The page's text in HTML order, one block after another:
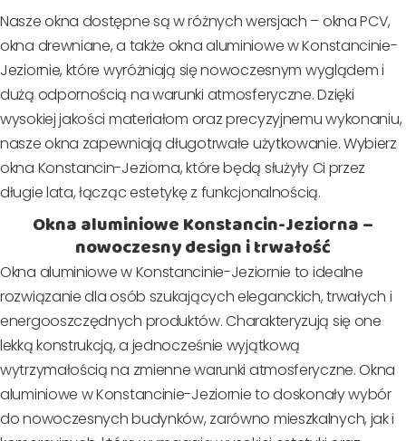
Nasze okna dostępne są w różnych wersjach – okna PCV,
okna drewniane, a także okna aluminiowe w Konstancinie-
Jeziornie, które wyróżniają się nowoczesnym wyglądem i
dużą odpornością na warunki atmosferyczne. Dzięki
wysokiej jakości materiałom oraz precyzyjnemu wykonaniu,
nasze okna zapewniają długotrwałe użytkowanie. Wybierz
okna Konstancin-Jeziorna, które będą służyły Ci przez
długie lata, łącząc estetykę z funkcjonalnością.
Okna aluminiowe Konstancin-Jeziorna –
nowoczesny design i trwałość
Okna aluminiowe w Konstancinie-Jeziornie to idealne
rozwiązanie dla osób szukających eleganckich, trwałych i
energooszczędnych produktów. Charakteryzują się one
lekką konstrukcją, a jednocześnie wyjątkową
wytrzymałością na zmienne warunki atmosferyczne. Okna
aluminiowe w Konstancinie-Jeziornie to doskonały wybór
do nowoczesnych budynków, zarówno mieszkalnych, jak i